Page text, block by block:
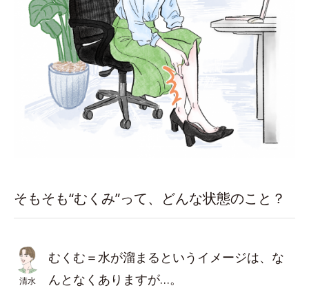
そもそも“むくみ”って、どんな状態のこと？
清水
むくむ＝水が溜まるというイメージは、な
んとなくありますが…。